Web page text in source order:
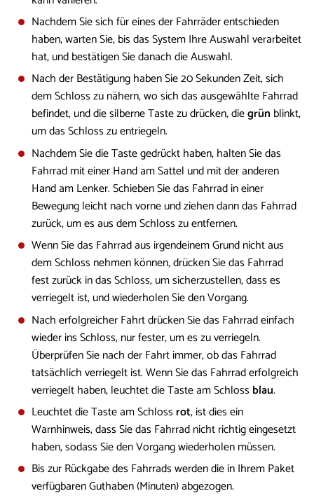
Nachdem Sie sich für eines der Fahrräder entschieden
haben, warten Sie, bis das System Ihre Auswahl verarbeitet
hat, und bestätigen Sie danach die Auswahl.
Nach der Bestätigung haben Sie 20 Sekunden Zeit, sich
dem Schloss zu nähern, wo sich das ausgewählte Fahrrad
befindet, und die silberne Taste zu drücken, diegrün blinkt,
um das Schloss zu entriegeln.
Nachdem Sie die Taste gedrückt haben, halten Sie das
Fahrrad mit einer Hand am Sattel und mit der anderen
Hand am Lenker. Schieben Sie das Fahrrad in einer
Bewegung leicht nach vorne und ziehen dann das Fahrrad
zurück, um es aus dem Schloss zu entfernen.
Wenn Sie das Fahrrad aus irgendeinem Grund nicht aus
dem Schloss nehmen können, drücken Sie das Fahrrad
fest zurück in das Schloss, um sicherzustellen, dass es
verriegelt ist, und wiederholen Sie den Vorgang.
Nach erfolgreicher Fahrt drücken Sie das Fahrrad einfach
wieder ins Schloss, nur fester, um es zu verriegeln.
Überprüfen Sie nach der Fahrt immer, ob das Fahrrad
tatsächlich verriegelt ist. Wenn Sie das Fahrrad erfolgreich
verriegelt haben, leuchtet die Taste am Schlossblau.
Leuchtet die Taste am Schlossrot, ist dies ein
Warnhinweis, dass Sie das Fahrrad nicht richtig eingesetzt
haben, sodass Sie den Vorgang wiederholen müssen.
Bis zur Rückgabe des Fahrrads werden die in Ihrem Paket
verfügbaren Guthaben (Minuten) abgezogen.